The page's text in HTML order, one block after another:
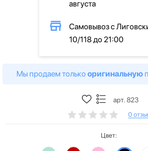
августа
Самовывоз с
10/118 до 21:00
Мы продаем только оригинальную
арт. 823
0
Цвет: